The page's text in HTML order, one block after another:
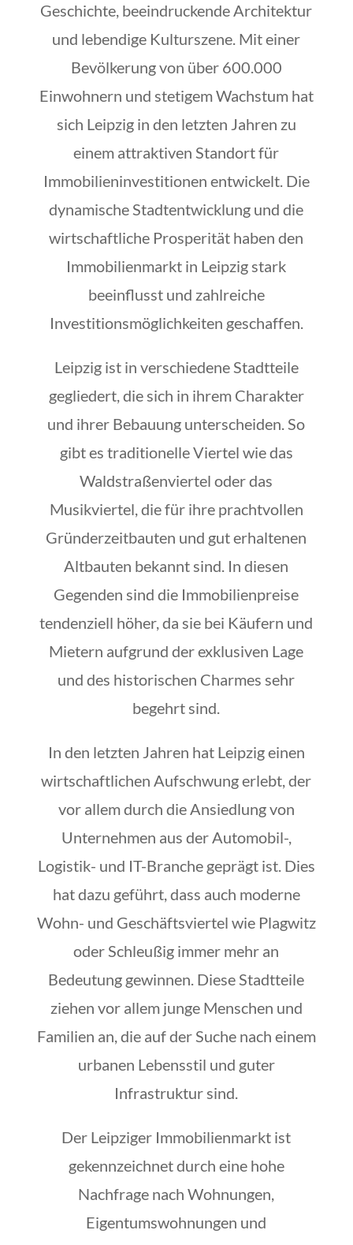
Geschichte, beeindruckende Architektur
und lebendige Kulturszene. Mit einer
Bevölkerung von über 600.000
Einwohnern und stetigem Wachstum hat
sich Leipzig in den letzten Jahren zu
einem attraktiven Standort für
Immobilieninvestitionen entwickelt. Die
dynamische Stadtentwicklung und die
wirtschaftliche Prosperität haben den
Immobilienmarkt in Leipzig stark
beeinflusst und zahlreiche
Investitionsmöglichkeiten geschaffen.
Leipzig ist in verschiedene Stadtteile
gegliedert, die sich in ihrem Charakter
und ihrer Bebauung unterscheiden. So
gibt es traditionelle Viertel wie das
Waldstraßenviertel oder das
Musikviertel, die für ihre prachtvollen
Gründerzeitbauten und gut erhaltenen
Altbauten bekannt sind. In diesen
Gegenden sind die Immobilienpreise
tendenziell höher, da sie bei Käufern und
Mietern aufgrund der exklusiven Lage
und des historischen Charmes sehr
begehrt sind.
In den letzten Jahren hat Leipzig einen
wirtschaftlichen Aufschwung erlebt, der
vor allem durch die Ansiedlung von
Unternehmen aus der Automobil-,
Logistik- und IT-Branche geprägt ist. Dies
hat dazu geführt, dass auch moderne
Wohn- und Geschäftsviertel wie Plagwitz
oder Schleußig immer mehr an
Bedeutung gewinnen. Diese Stadtteile
ziehen vor allem junge Menschen und
Familien an, die auf der Suche nach einem
urbanen Lebensstil und guter
Infrastruktur sind.
Der Leipziger Immobilienmarkt ist
gekennzeichnet durch eine hohe
Nachfrage nach Wohnungen,
Eigentumswohnungen und